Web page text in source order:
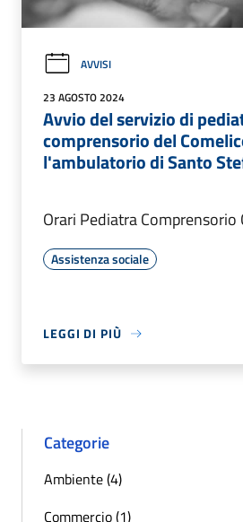
AVVISI
23 AGOSTO 2024
Avvio del servizio di
comprensorio del
l'ambulatorio di Santo
Orari Pediatra Comprensorio
Assistenza sociale
LEGGI DI PIÙ
Categorie
Ambiente (4)
Commercio (1)